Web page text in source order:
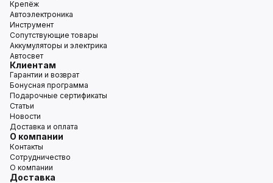
Крепёж
Автоэлектроника
Инструмент
Сопутствующие товары
Аккумуляторы и электрика
Автосвет
Клиентам
Гарантии и возврат
Бонусная программа
Подарочные сертификаты
Статьи
Новости
Доставка и оплата
О компании
Контакты
Сотрудничество
О компании
Доставка